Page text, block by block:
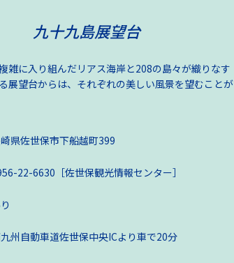
九十九島展望台
雑に入り組んだリアス海岸と208の島々が織りなす
展望台からは、それぞれの美しい風景を望むことが
県佐世保市下船越町399
22-6630［佐世保観光情報センター］
州自動車道佐世保中央ICより車で20分